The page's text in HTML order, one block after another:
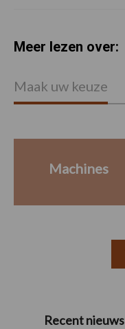
PrimaireRecent nieuws
Meer lezen over:
Maak uw keuze
Machines